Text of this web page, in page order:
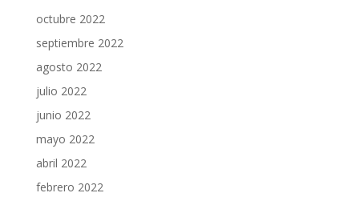
octubre 2022
septiembre 2022
agosto 2022
julio 2022
junio 2022
mayo 2022
abril 2022
febrero 2022